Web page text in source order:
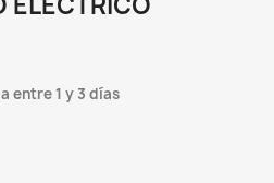
entre 1 y 3 días